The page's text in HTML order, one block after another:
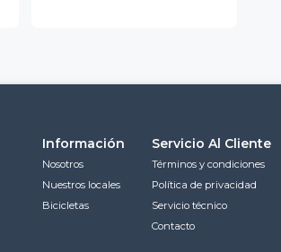
Información
Nosotros
Nuestros locales
Bicicletas
Servicio Al Cliente
Términos y condiciones
Política de privacidad
Servicio técnico
Contacto